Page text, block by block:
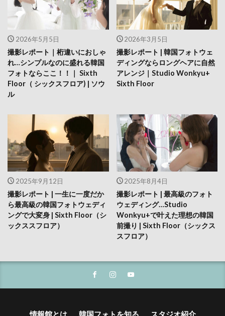
2026年5月5日
撮影レポート｜桁違いにおしゃ
れ…シンプルなのに盛れる韓国
フォトならここ！！｜ Sixth
Floor（ シックスフロア) | ソウ
ル
2026年3月5日
撮影レポート | 韓国フォトウェ
ディングならロングヘアに自然
アレンジ｜Studio Wonkyu+
Sixth Floor
2025年9月12日
撮影レポート | 一生に一度だか
ら最高級の韓国フォトウェディ
ングで大変身 | Sixth Floor（シ
ックススフロア）
2025年8月4日
撮影レポート | 最高級のフォト
ウェディング…Studio
Wonkyu+で叶えた理想の韓国
前撮り | Sixth Floor（シックス
スフロア）
情報館とは 韓国フォトを知る スタジオ紹介